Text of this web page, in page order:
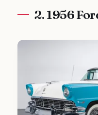
2. 1956